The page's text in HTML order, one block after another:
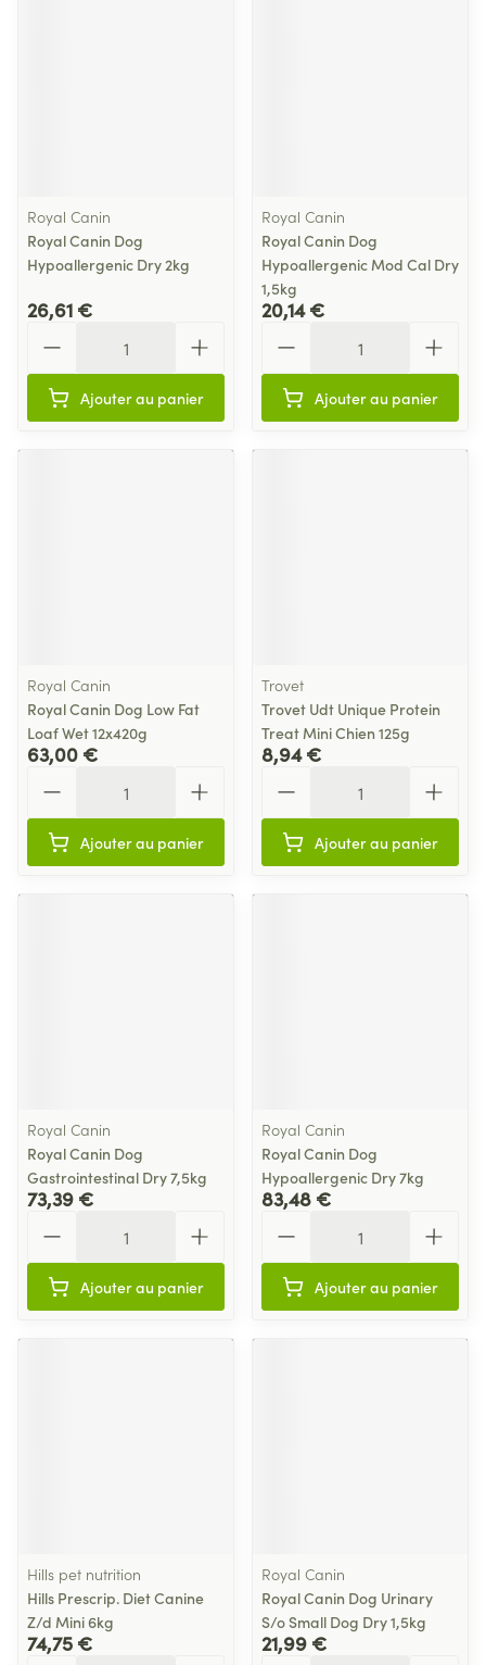
Royal Canin
Royal Canin Dog
Hypoallergenic Dry 2kg
26,61 €
Ajouter au panier
Royal Canin
Royal Canin Dog
Hypoallergenic Mod Cal Dry
1,5kg
20,14 €
Ajouter au panier
Royal Canin
Royal Canin Dog Low Fat
Loaf Wet 12x420g
63,00 €
Ajouter au panier
Trovet
Trovet Udt Unique Protein
Treat Mini Chien 125g
8,94 €
Ajouter au panier
Royal Canin
Royal Canin Dog
Gastrointestinal Dry 7,5kg
73,39 €
Ajouter au panier
Royal Canin
Royal Canin Dog
Hypoallergenic Dry 7kg
83,48 €
Ajouter au panier
Hills pet nutrition
Hills Prescrip. Diet Canine
Z/d Mini 6kg
74,75 €
Royal Canin
Royal Canin Dog Urinary
S/o Small Dog Dry 1,5kg
21,99 €